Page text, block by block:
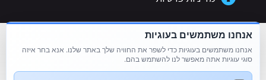
052-270-1092 / 052-6070-565
ימים א'-ה': 9:00-19:00 | יום ו': 8:00-14:00
4petb7@gmail.com
אנחנו משתמשים בעוגיות
אנחנו משתמשים בעוגיות כדי לשפר את החוויה שלך באתר שלנו. אנא בחר איזה
סוגי עוגיות אתה מאפשר לנו להשתמש בהם.